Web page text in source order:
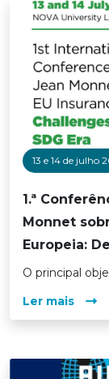
13 e 14 de julho
1.ª
Monnet
Europeia:
O principal
Ler mais